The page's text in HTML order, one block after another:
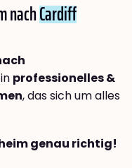
nachCardiff
professionelles &
, das sich um alles
genau richtig!